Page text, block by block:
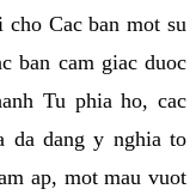
Cac ban mot su
ban cam giac duoc
Tu phia ho, cac
da dang y nghia to
ap, mot mau vuot